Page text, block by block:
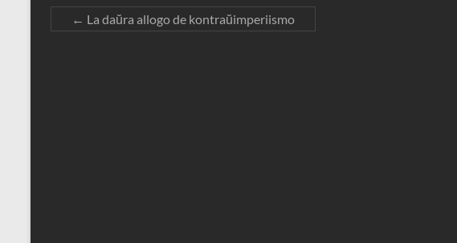
← La daŭra allogo de kontraŭimperiismo